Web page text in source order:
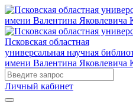
Псковская областная
универсальная научная
имени Валентина Яковлевича
Личный кабинет